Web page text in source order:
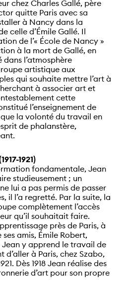
chez Charles Gallé, père
quitte Paris avec sa
à Nancy dans la
celle d’Émile Gallé. Il
de l’« École de Nancy »
à la mort de Gallé, en
dans l’atmosphère
artistique aux
qui souhaite mettre l’art à
à associer art et
cette
l’enseignement de
la volonté du travail en
de phalanstère,
1921)
fondamentale, Jean
studieusement ; un
lui a pas permis de passer
il l’a regretté. Par la suite, la
complètement l’accès
qu’il souhaitait faire.
près de Paris, à
amis, Émile Robert,
y apprend le travail de
à Paris, chez Szabo,
Dès 1918 Jean réalise des
d’art pour son propre